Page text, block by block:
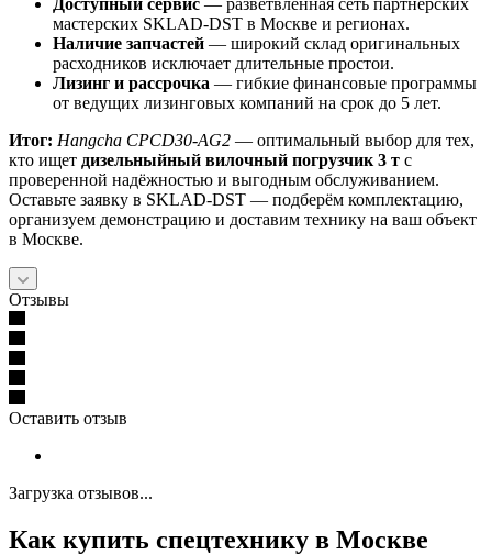
Доступный сервис — разветвлённая сеть партнёрских
мастерских SKLAD‑DST в Москве и регионах.
Наличие запчастей — широкий склад оригинальных
расходников исключает длительные простои.
Лизинг и рассрочка — гибкие финансовые программы
от ведущих лизинговых компаний на срок до 5 лет.
Итог: Hangcha CPCD30-AG2 — оптимальный выбор для тех,
кто ищет дизельныйный вилочный погрузчик 3 т с
проверенной надёжностью и выгодным обслуживанием.
Оставьте заявку в SKLAD‑DST — подберём комплектацию,
организуем демонстрацию и доставим технику на ваш объект
в Москве.
Отзывы
Оставить отзыв
Загрузка отзывов...
Как купить спецтехнику в Москве